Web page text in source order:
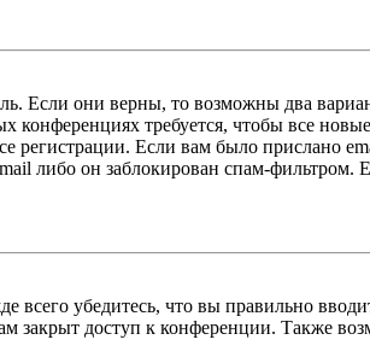
Если они верны, то возможны два
требуется, чтобы все
регистрации. Если вам было прислано
либо он заблокирован спам-фильтром.
убедитесь, что вы правильно
закрыт доступ к конференции. Также